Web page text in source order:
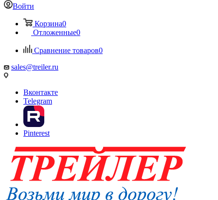
Войти
Корзина0
Отложенные0
Сравнение товаров0
sales@treiler.ru
Вконтакте
Telegram
Pinterest